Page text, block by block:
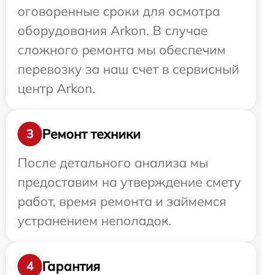
оговоренные сроки для осмотра
оборудования Arkon. В случае
сложного ремонта мы обеспечим
перевозку за наш счет в сервисный
центр Arkon.
3
Ремонт техники
После детального анализа мы
предоставим на утверждение смету
работ, время ремонта и займемся
устранением неполадок.
4
Гарантия